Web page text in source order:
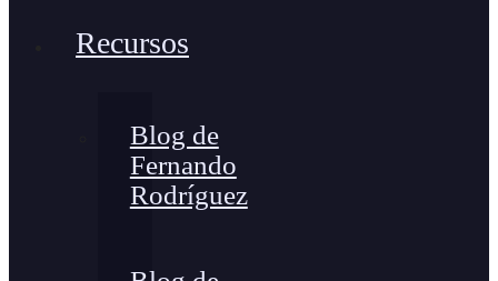
Recursos
Blog de
Fernando
Rodríguez